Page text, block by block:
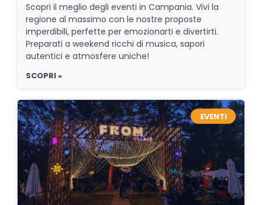
Scopri il meglio degli eventi in Campania. Vivi la
regione al massimo con le nostre proposte
imperdibili, perfette per emozionarti e divertirti.
Preparati a weekend ricchi di musica, sapori
autentici e atmosfere uniche!
SCOPRI »
EVENTI